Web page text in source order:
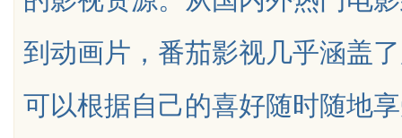
到动画片，番茄影视几乎涵盖
可以根据自己的喜好随时随地